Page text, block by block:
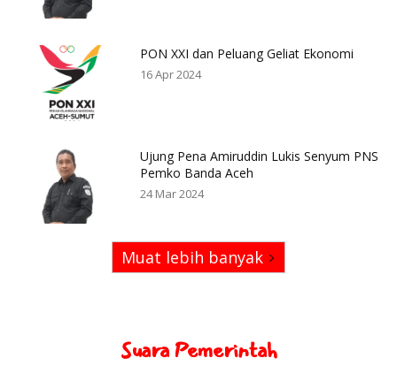
PON XXI dan Peluang Geliat Ekonomi
16 Apr 2024
Ujung Pena Amiruddin Lukis Senyum PNS
Pemko Banda Aceh
24 Mar 2024
Muat lebih banyak
Suara Pemerintah